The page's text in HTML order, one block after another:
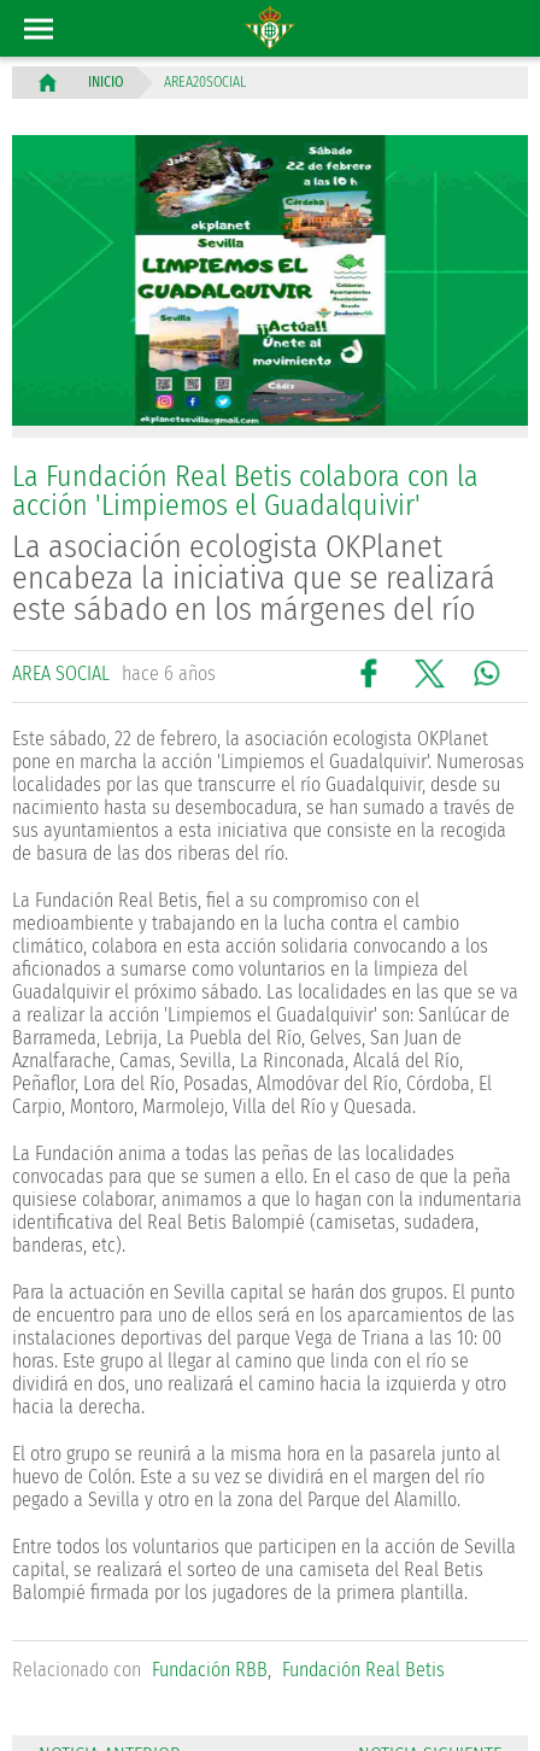
INICIO AREA20SOCIAL
La Fundación Real Betis colabora con la
acción 'Limpiemos el Guadalquivir'
La asociación ecologista OKPlanet
encabeza la iniciativa que se realizará
este sábado en los márgenes del río
AREA SOCIAL hace 6 años
Este sábado, 22 de febrero, la asociación ecologista OKPlanet
pone en marcha la acción 'Limpiemos el Guadalquivir'. Numerosas
localidades por las que transcurre el río Guadalquivir, desde su
nacimiento hasta su desembocadura, se han sumado a través de
sus ayuntamientos a esta iniciativa que consiste en la recogida
de basura de las dos riberas del río.
La Fundación Real Betis, fiel a su compromiso con el
medioambiente y trabajando en la lucha contra el cambio
climático, colabora en esta acción solidaria convocando a los
aficionados a sumarse como voluntarios en la limpieza del
Guadalquivir el próximo sábado. Las localidades en las que se va
a realizar la acción 'Limpiemos el Guadalquivir' son: Sanlúcar de
Barrameda, Lebrija, La Puebla del Río, Gelves, San Juan de
Aznalfarache, Camas, Sevilla, La Rinconada, Alcalá del Río,
Peñaflor, Lora del Río, Posadas, Almodóvar del Río, Córdoba, El
Carpio, Montoro, Marmolejo, Villa del Río y Quesada.
La Fundación anima a todas las peñas de las localidades
convocadas para que se sumen a ello. En el caso de que la peña
quisiese colaborar, animamos a que lo hagan con la indumentaria
identificativa del Real Betis Balompié (camisetas, sudadera,
banderas, etc).
Para la actuación en Sevilla capital se harán dos grupos. El punto
de encuentro para uno de ellos será en los aparcamientos de las
instalaciones deportivas del parque Vega de Triana a las 10: 00
horas. Este grupo al llegar al camino que linda con el río se
dividirá en dos, uno realizará el camino hacia la izquierda y otro
hacia la derecha.
El otro grupo se reunirá a la misma hora en la pasarela junto al
huevo de Colón. Este a su vez se dividirá en el margen del río
pegado a Sevilla y otro en la zona del Parque del Alamillo.
Entre todos los voluntarios que participen en la acción de Sevilla
capital, se realizará el sorteo de una camiseta del Real Betis
Balompié firmada por los jugadores de la primera plantilla.
Relacionado con Fundación RBB, Fundación Real Betis